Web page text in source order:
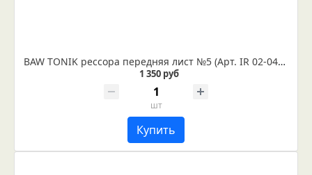
BAW TONIK рессора передняя лист №5 (Арт. IR 02-04-05)
1 350 руб
шт
Купить